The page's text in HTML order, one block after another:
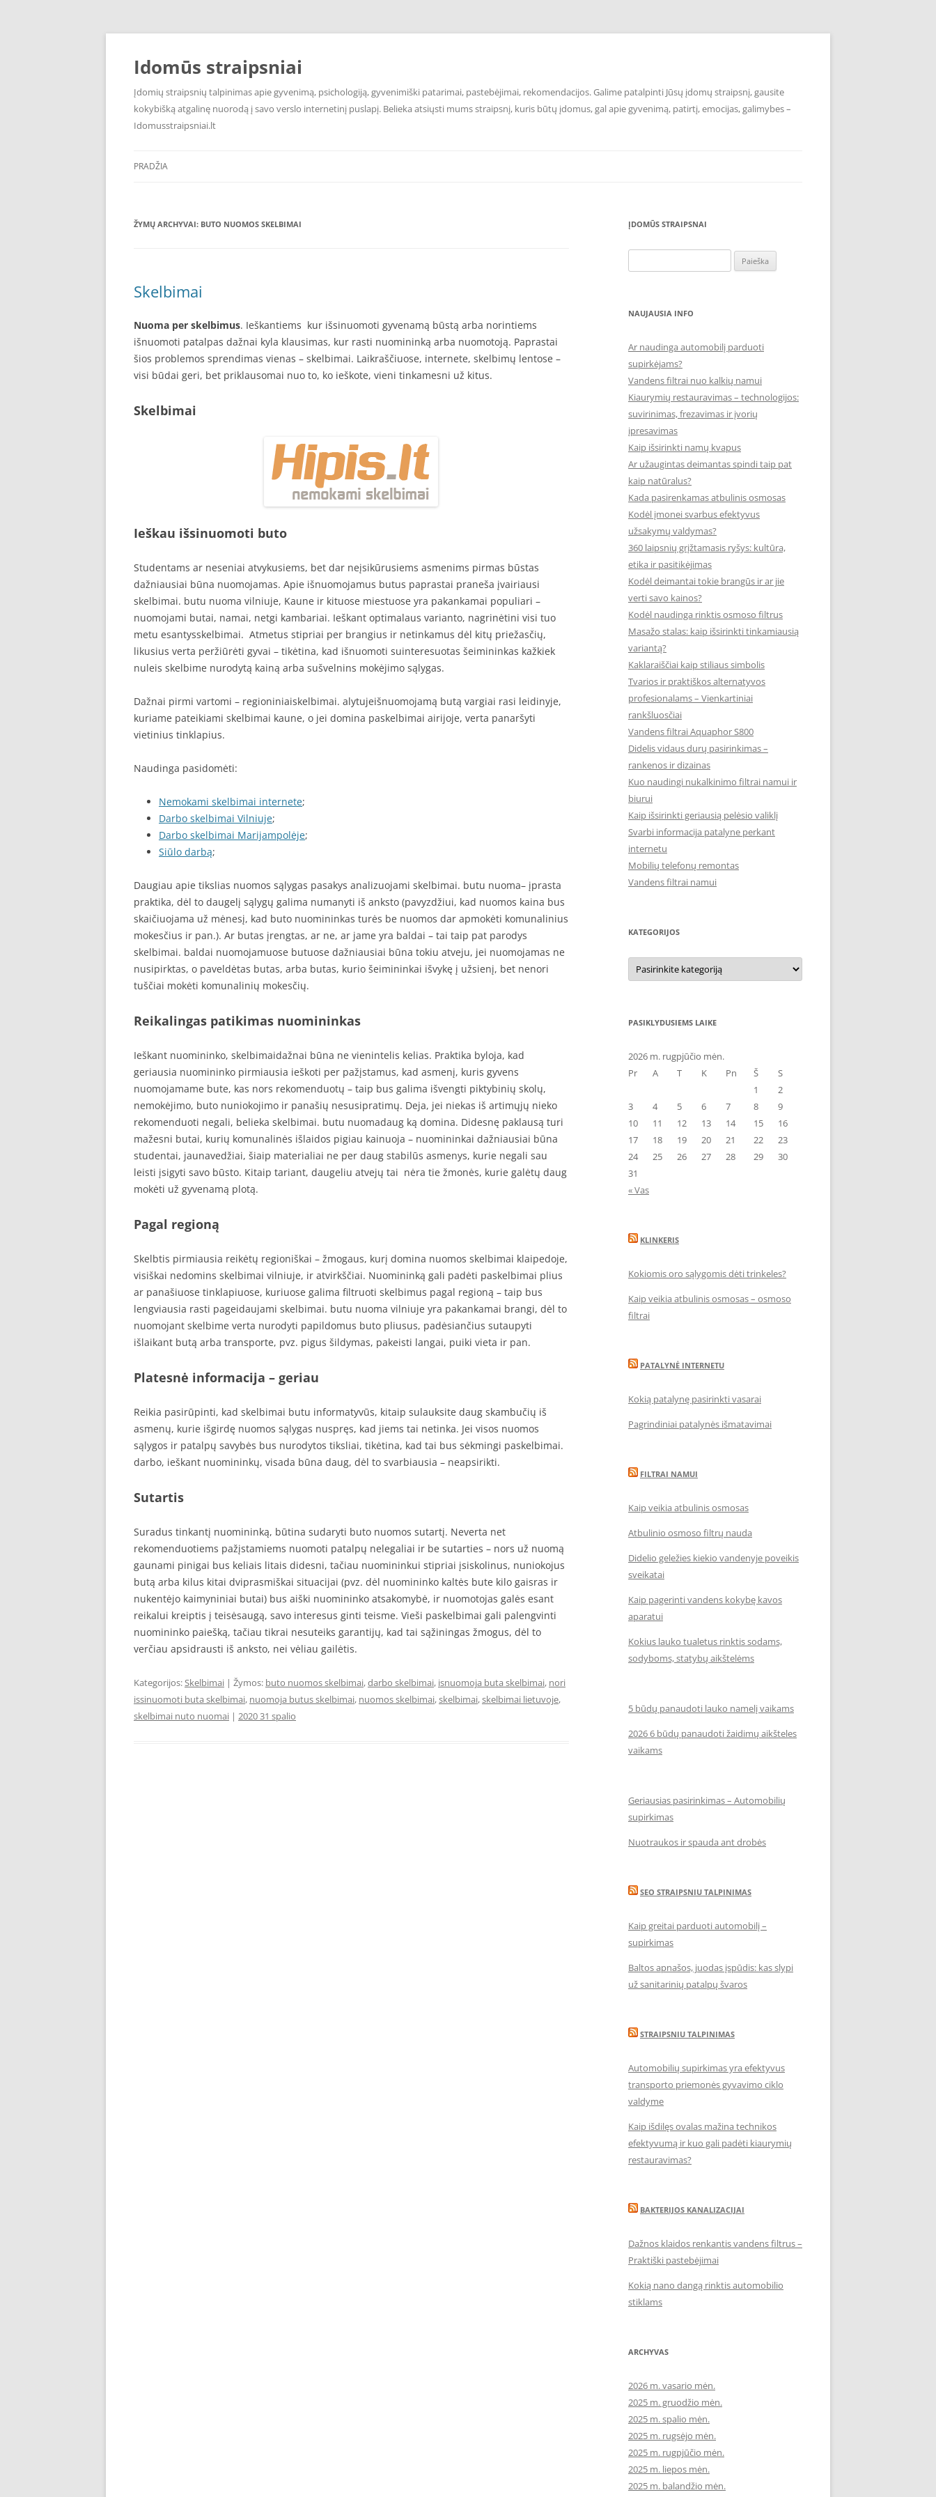
Pereiti
turinio
Idomūs straipsniai
Įdomių straipsnių talpinimas apie gyvenimą, psichologiją, gyvenimiški patarimai, pastebėjimai, rekomendacijos. Galime patalpinti Jūsų įdomų straipsnį, gausite
kokybišką atgalinę nuorodą į savo verslo internetinį puslapį. Belieka atsiųsti mums straipsnį, kuris būtų įdomus, gal apie gyvenimą, patirtį, emocijas, galimybes –
Idomusstraipsniai.lt
PRADŽIA
ŽYMŲ ARCHYVAI: BUTO NUOMOS SKELBIMAI
Skelbimai
Nuoma per skelbimus. Ieškantiems kur išsinuomoti gyvenamą būstą arba norintiems
išnuomoti patalpas dažnai kyla klausimas, kur rasti nuomininką arba nuomotoją. Paprastai
šios problemos sprendimas vienas – skelbimai. Laikraščiuose, internete, skelbimų lentose –
visi būdai geri, bet priklausomai nuo to, ko ieškote, vieni tinkamesni už kitus.
Skelbimai
Ieškau išsinuomoti buto
Studentams ar neseniai atvykusiems, bet dar neįsikūrusiems asmenims pirmas būstas
dažniausiai būna nuomojamas. Apie išnuomojamus butus paprastai praneša įvairiausi
skelbimai. butu nuoma vilniuje, Kaune ir kituose miestuose yra pakankamai populiari –
nuomojami butai, namai, netgi kambariai. Ieškant optimalaus varianto, nagrinėtini visi tuo
metu esantysskelbimai. Atmetus stipriai per brangius ir netinkamus dėl kitų priežasčių,
likusius verta peržiūrėti gyvai – tikėtina, kad išnuomoti suinteresuotas šeimininkas kažkiek
nuleis skelbime nurodytą kainą arba sušvelnins mokėjimo sąlygas.
Dažnai pirmi vartomi – regioniniaiskelbimai. alytujeišnuomojamą butą vargiai rasi leidinyje,
kuriame pateikiami skelbimai kaune, o jei domina paskelbimai airijoje, verta panaršyti
vietinius tinklapius.
Naudinga pasidomėti:
Nemokami skelbimai internete;
Darbo skelbimai Vilniuje;
Darbo skelbimai Marijampolėje;
Siūlo darbą;
Daugiau apie tikslias nuomos sąlygas pasakys analizuojami skelbimai. butu nuoma– įprasta
praktika, dėl to daugelį sąlygų galima numanyti iš anksto (pavyzdžiui, kad nuomos kaina bus
skaičiuojama už mėnesį, kad buto nuomininkas turės be nuomos dar apmokėti komunalinius
mokesčius ir pan.). Ar butas įrengtas, ar ne, ar jame yra baldai – tai taip pat parodys
skelbimai. baldai nuomojamuose butuose dažniausiai būna tokiu atveju, jei nuomojamas ne
nusipirktas, o paveldėtas butas, arba butas, kurio šeimininkai išvykę į užsienį, bet nenori
tuščiai mokėti komunalinių mokesčių.
Reikalingas patikimas nuomininkas
Ieškant nuomininko, skelbimaidažnai būna ne vienintelis kelias. Praktika byloja, kad
geriausia nuomininko pirmiausia ieškoti per pažįstamus, kad asmenį, kuris gyvens
nuomojamame bute, kas nors rekomenduotų – taip bus galima išvengti piktybinių skolų,
nemokėjimo, buto nuniokojimo ir panašių nesusipratimų. Deja, jei niekas iš artimųjų nieko
rekomenduoti negali, belieka skelbimai. butu nuomadaug ką domina. Didesnę paklausą turi
mažesni butai, kurių komunalinės išlaidos pigiau kainuoja – nuomininkai dažniausiai būna
studentai, jaunavedžiai, šiaip materialiai ne per daug stabilūs asmenys, kurie negali sau
leisti įsigyti savo būsto. Kitaip tariant, daugeliu atvejų tai nėra tie žmonės, kurie galėtų daug
mokėti už gyvenamą plotą.
Pagal regioną
Skelbtis pirmiausia reikėtų regioniškai – žmogaus, kurį domina nuomos skelbimai klaipedoje,
visiškai nedomins skelbimai vilniuje, ir atvirkščiai. Nuomininką gali padėti paskelbimai plius
ar panašiuose tinklapiuose, kuriuose galima filtruoti skelbimus pagal regioną – taip bus
lengviausia rasti pageidaujami skelbimai. butu nuoma vilniuje yra pakankamai brangi, dėl to
nuomojant skelbime verta nurodyti papildomus buto pliusus, padėsiančius sutaupyti
išlaikant butą arba transporte, pvz. pigus šildymas, pakeisti langai, puiki vieta ir pan.
Platesnė informacija – geriau
Reikia pasirūpinti, kad skelbimai butu informatyvūs, kitaip sulauksite daug skambučių iš
asmenų, kurie išgirdę nuomos sąlygas nuspręs, kad jiems tai netinka. Jei visos nuomos
sąlygos ir patalpų savybės bus nurodytos tiksliai, tikėtina, kad tai bus sėkmingi paskelbimai.
darbo, ieškant nuomininkų, visada būna daug, dėl to svarbiausia – neapsirikti.
Sutartis
Suradus tinkantį nuomininką, būtina sudaryti buto nuomos sutartį. Neverta net
rekomenduotiems pažįstamiems nuomoti patalpų nelegaliai ir be sutarties – nors už nuomą
gaunami pinigai bus keliais litais didesni, tačiau nuomininkui stipriai įsiskolinus, nuniokojus
butą arba kilus kitai dviprasmiškai situacijai (pvz. dėl nuomininko kaltės bute kilo gaisras ir
nukentėjo kaimyniniai butai) bus aiški nuomininko atsakomybė, ir nuomotojas galės esant
reikalui kreiptis į teisėsaugą, savo interesus ginti teisme. Vieši paskelbimai gali palengvinti
nuomininko paiešką, tačiau tikrai nesuteiks garantijų, kad tai sąžiningas žmogus, dėl to
verčiau apsidrausti iš anksto, nei vėliau gailėtis.
Kategorijos:Skelbimai | Žymos: buto nuomos skelbimai,darbo skelbimai, isnuomoja buta skelbimai, nori
issinuomoti buta skelbimai, nuomoja butus skelbimai, nuomos skelbimai,skelbimai,skelbimai lietuvoje,
skelbimai nuto nuomai | 2020 31 spalio
ĮDOMŪS STRAIPSNAI
NAUJAUSIA INFO
Ar naudinga automobilį parduoti
supirkėjams?
Vandens filtrai nuo kalkių namui
Kiaurymių restauravimas – technologijos:
suvirinimas, frezavimas ir įvorių
įpresavimas
Kaip išsirinkti namų kvapus
Ar užaugintas deimantas spindi taip pat
kaip natūralus?
Kada pasirenkamas atbulinis osmosas
Kodėl įmonei svarbus efektyvus
užsakymų valdymas?
360 laipsnių grįžtamasis ryšys: kultūra,
etika ir pasitikėjimas
Kodėl deimantai tokie brangūs ir ar jie
verti savo kainos?
Kodėl naudinga rinktis osmoso filtrus
Masažo stalas: kaip išsirinkti tinkamiausią
variantą?
Kaklaraiščiai kaip stiliaus simbolis
Tvarios ir praktiškos alternatyvos
profesionalams – Vienkartiniai
rankšluosčiai
Vandens filtrai Aquaphor S800
Didelis vidaus durų pasirinkimas –
rankenos ir dizainas
Kuo naudingi nukalkinimo filtrai namui ir
biurui
Kaip išsirinkti geriausią pelėsio valiklį
Svarbi informacija patalyne perkant
internetu
Mobilių telefonų remontas
Vandens filtrai namui
KATEGORIJOS
Kategorijos
PASIKLYDUSIEMS LAIKE
2026 m. rugpjūčio mėn.
Pr
A T K Pn Š
S
1
2
3
4 5 6 7 8
9
10
11 12 13 14 15
16
17
18 19 20 21 22
23
24
25 26 27 28 29
30
31
« Vas
KLINKERIS
Kokiomis oro sąlygomis dėti trinkeles?
Kaip veikia atbulinis osmosas – osmoso
filtrai
PATALYNĖ INTERNETU
Kokią patalynę pasirinkti vasarai
Pagrindiniai patalynės išmatavimai
FILTRAI NAMUI
Kaip veikia atbulinis osmosas
Atbulinio osmoso filtrų nauda
Didelio geležies kiekio vandenyje poveikis
sveikatai
Kaip pagerinti vandens kokybę kavos
aparatui
Kokius lauko tualetus rinktis sodams,
sodyboms, statybų aikštelėms
5 būdų panaudoti lauko namelį vaikams
2026 6 būdų panaudoti žaidimų aikšteles
vaikams
Geriausias pasirinkimas – Automobilių
supirkimas
Nuotraukos ir spauda ant drobės
SEO STRAIPSNIU TALPINIMAS
Kaip greitai parduoti automobilį –
supirkimas
Baltos apnašos, juodas įspūdis: kas slypi
už sanitarinių patalpų švaros
STRAIPSNIU TALPINIMAS
Automobilių supirkimas yra efektyvus
transporto priemonės gyvavimo ciklo
valdyme
Kaip išdilęs ovalas mažina technikos
efektyvumą ir kuo gali padėti kiaurymių
restauravimas?
BAKTERIJOS KANALIZACIJAI
Dažnos klaidos renkantis vandens filtrus –
Praktiški pastebėjimai
Kokią nano dangą rinktis automobilio
stiklams
ARCHYVAS
2026 m. vasario mėn.
2025 m. gruodžio mėn.
2025 m. spalio mėn.
2025 m. rugsėjo mėn.
2025 m. rugpjūčio mėn.
2025 m. liepos mėn.
2025 m. balandžio mėn.